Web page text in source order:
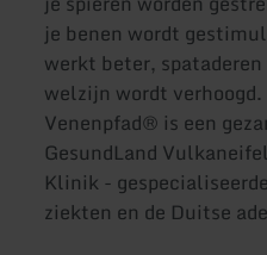
je benen wordt
werkt beter,
welzijn wordt
Venenpfad® is een
GesundLand
Klinik -
ziekten en de Duitse